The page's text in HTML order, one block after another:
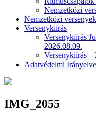
Nemzetközi
Nemzetközi versenyek
Versenykiírás
Versenykiírás
2026.08.09.
Versenykiírás –
Adatvédelmi
IMG_2055